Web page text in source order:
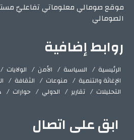
موقع صومالي معلوماتي تفاعليّ
الصومالي
روابط إضافية
الرئيسية السياسة الأمن الولايات
الإغاثة والتنمية
منوعات الثقافة
التحليلات
تقارير الدولي حوارات
ابق على اتصال